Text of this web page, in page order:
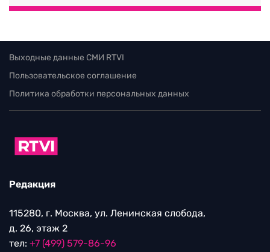
Выходные данные СМИ RTVI
Пользовательское соглашение
Политика обработки персональных данных
Редакция
115280, г. Москва, ул. Ленинская слобода,
д. 26, этаж 2
тел: +7 (499) 579-86-96